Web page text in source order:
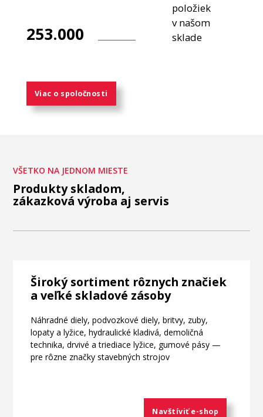
253.000
položiek
v našom
sklade
Viac o spoločnosti
VŠETKO NA JEDNOM MIESTE
Produkty skladom,
zákazková výroba aj servis
Široký sortiment rôznych značiek
a veľké skladové zásoby
Náhradné diely, podvozkové diely, britvy, zuby,
lopaty a lyžice, hydraulické kladivá, demoličná
technika, drvivé a triediace lyžice, gumové pásy —
pre rôzne značky stavebných strojov
Navštíviť e-shop